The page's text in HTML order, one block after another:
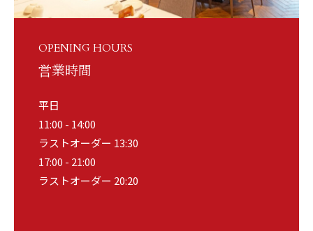
OPENING HOURS
営業時間
平日
11:00 - 14:00
ラストオーダー 13:30
17:00 - 21:00
ラストオーダー 20:20